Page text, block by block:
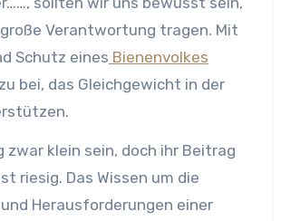
Verantwortung tragen. Mit
Schutz eines Bienenvolkes
bei, das Gleichgewicht in der
zwar klein sein, doch ihr Beitrag
riesig. Das Wissen um die
Herausforderungen einer